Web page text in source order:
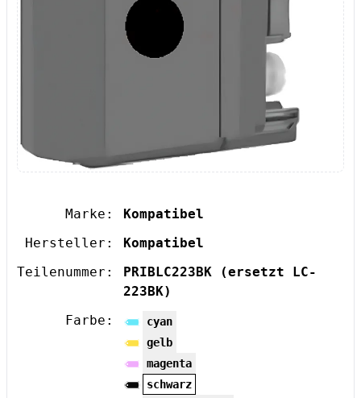
Marke:
Kompatibel
Hersteller:
Kompatibel
Teilenummer:
PRIBLC223BK
(ersetzt LC-
223BK)
Farbe:
cyan
gelb
magenta
schwarz